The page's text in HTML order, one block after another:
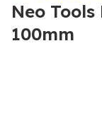
Neo
100mm